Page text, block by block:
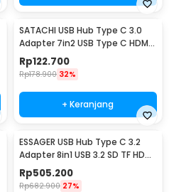
SATACHI USB Hub Type C 3.0
Adapter 7in2 USB Type C HDMI
MicroSD PD TF - BYL-2101
Rp122.700
Rp178.900 32%
+ Keranjang
ESSAGER USB Hub Type C 3.2
Adapter 8in1 USB 3.2 SD TF HDMI
SSD PD 100W - ES-TA08
Rp505.200
Rp682.900 27%